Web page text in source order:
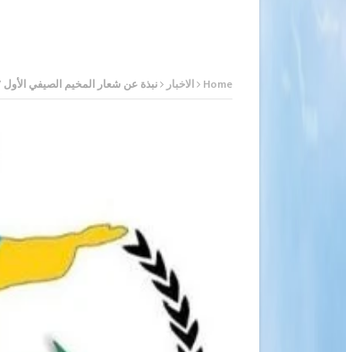
Home الاخبار نبذة عن شعار المخيم الصيفي